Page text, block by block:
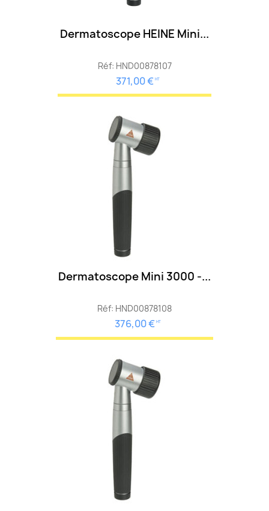
Dermatoscope HEINE Mini...
Réf: HND00878107
371,00 € HT
Dermatoscope Mini 3000 -...
Réf: HND00878108
376,00 € HT